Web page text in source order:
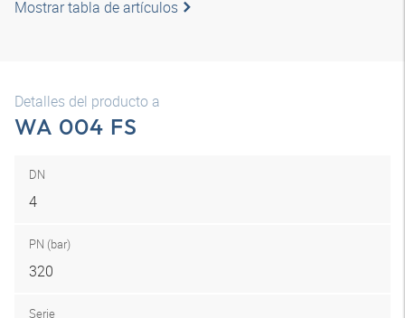
Mostrar tabla de artículos
Detalles del producto a
WA 004 FS
DN
4
PN (bar)
320
Serie